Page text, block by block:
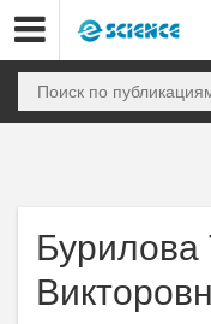
Бурилова